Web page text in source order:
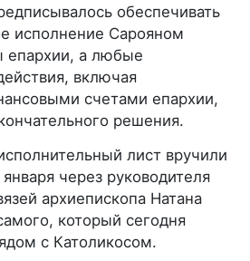
обеспечивать
исполнение Сарояном
епархии, а любые
включая
счетами епархии,
решения.
лист вручили
через руководителя
архиепископа Натана
который сегодня
с Католикосом.